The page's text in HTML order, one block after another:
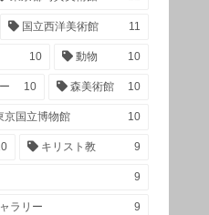
国立西洋美術館 11
10 動物 10
10 森美術館 10
京国立博物館 10
キリスト教 9
9
ラリー 9